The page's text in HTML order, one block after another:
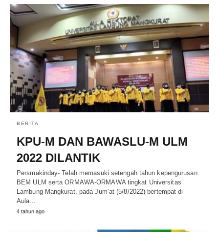
BERITA
KPU-M DAN BAWASLU-M ULM
2022 DILANTIK
Persmakinday- Telah memasuki setengah tahun kepengurusan
BEM ULM serta ORMAWA-ORMAWA tingkat Universitas
Lambung Mangkurat, pada Jum’at (5/8/2022) bertempat di
Aula…
4 tahun ago